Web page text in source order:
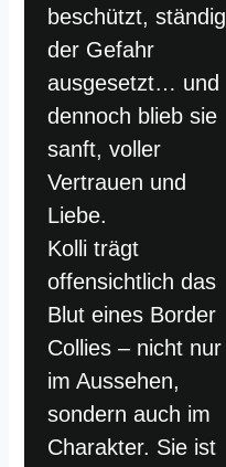
beschützt, ständig
der Gefahr
ausgesetzt… und
dennoch blieb sie
sanft, voller
Vertrauen und
Liebe.
Kolli trägt
offensichtlich das
Blut eines Border
Collies – nicht nur
im Aussehen,
sondern auch im
Charakter. Sie ist